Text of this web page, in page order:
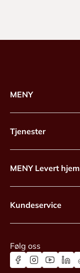
MENY
Tjenester
MENY Levert hjem
Kundeservice
Følg oss